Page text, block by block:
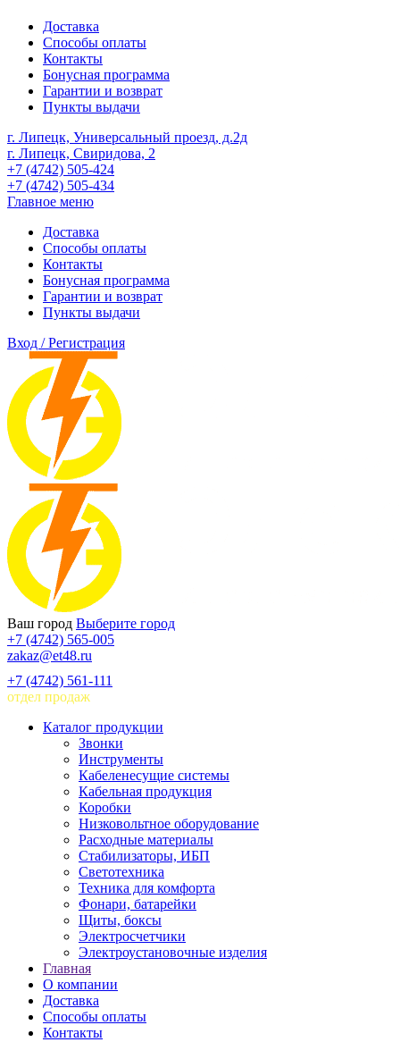
Доставка
Способы оплаты
Контакты
Бонусная программа
Гарантии и возврат
Пункты выдачи
г. Липецк, Универсальный проезд, д.2д
г. Липецк, Свиридова, 2
+7 (4742) 505-424
+7 (4742) 505-434
Главное меню
Доставка
Способы оплаты
Контакты
Бонусная программа
Гарантии и возврат
Пункты выдачи
Вход / Регистрация
Ваш город Выберите город
+7 (4742) 565-005
zakaz@et48.ru
+7 (4742) 561-111
отдел продаж
Каталог продукции
Звонки
Инструменты
Кабеленесущие системы
Кабельная продукция
Коробки
Низковольтное оборудование
Расходные материалы
Стабилизаторы, ИБП
Светотехника
Техника для комфорта
Фонари, батарейки
Щиты, боксы
Электросчетчики
Электроустановочные изделия
Главная
О компании
Доставка
Способы оплаты
Контакты